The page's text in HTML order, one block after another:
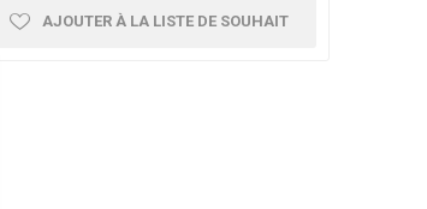
AJOUTER À LA LISTE DE SOUHAIT